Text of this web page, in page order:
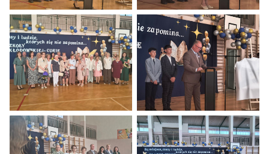
Obchody 80 lecia Szkoły Podstawowej w Baniach.
Obchody 80 lecia Szkoły
Obchody 80 lecia Szkoły Podstawowej w Baniach.
Obchody 80 lecia Szkoły